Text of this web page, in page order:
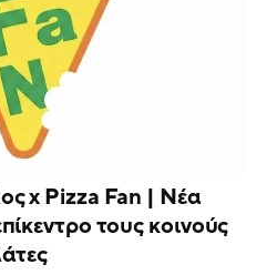
x Pizza Fan | Νέα
τους κοινούς